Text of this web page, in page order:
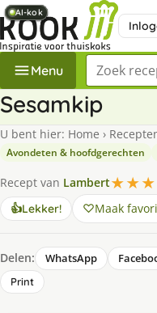
Menu Zoek een
Sesamkip
U bent hier: Home ›
Avondeten & hoofdgerechten
Recept van Lambert
👍Lekker! Maak
Delen: WhatsApp
Print
AI-kok
AI-kok
AI-kok
AI-kok
AI-kok
AI-kok
AI-kok